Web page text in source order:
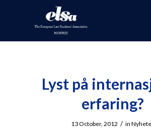
Lyst på
erfaring?
13 October, 2012 / in